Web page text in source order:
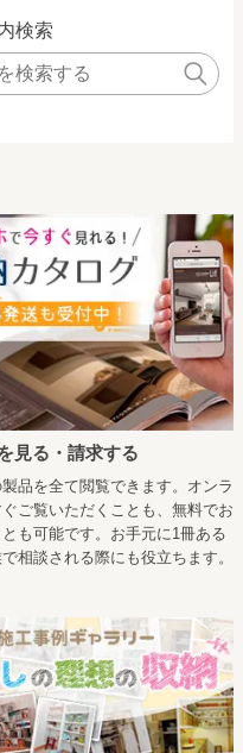
検索
見る・請求する
品を全て閲覧できます。オンラ
ご覧いただくことも、無料でお
も可能です。お手元に1冊ある
相談される際にも役立ちます。